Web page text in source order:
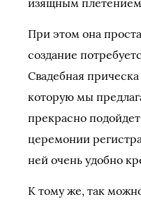
изящным плетением
При этом она
создание
Свадебная
которую мы
прекрасно
церемонии
ней очень удобно
К тому же, так